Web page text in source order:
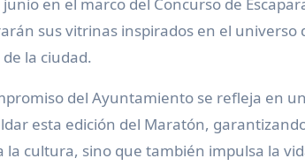
sus vitrinas inspirados en el
de la ciudad.
del Ayuntamiento se refleja en
esta edición del Maratón,
la cultura, sino que también impulsa la